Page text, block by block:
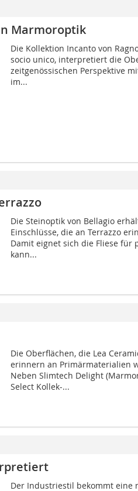
Marmoroptik
Die Kollektion Incanto von
socio unico, interpretiert die
zeitgenössischen Perspektive
im...
Die Steinoptik von Bellagio
Einschlüsse, die an Terrazzo
Damit eignet sich die Fliese für
kann...
Die Oberflächen, die Lea
erinnern an Primärmaterialien
Neben Slimtech Delight
Select Kollek-...
Der Industriestil bekommt eine